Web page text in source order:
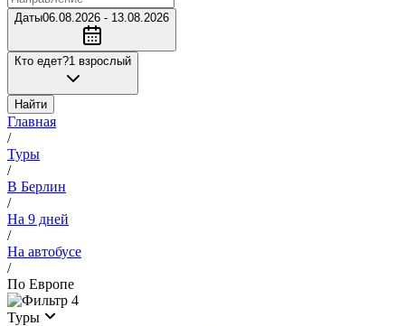
Даты06.08.2026 - 13.08.2026
Кто едет?1 взрослый
Найти
Главная
/
Туры
/
В Берлин
/
На 9 дней
/
На автобусе
/
По Европе
4
Туры